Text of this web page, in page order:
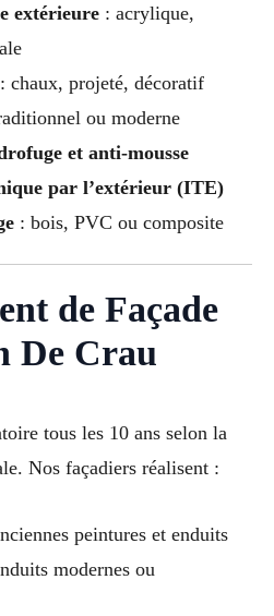
extérieure: acrylique,
chaux, projeté, décoratif
ou moderne
et anti-mousse
par l’extérieur (ITE)
: bois, PVC ou composite
de Façade
De Crau
tous les 10 ans selon la
Nos façadiers réalisent :
peintures et enduits
modernes ou